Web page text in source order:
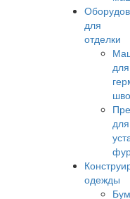
для
отделки
для
для
одежды